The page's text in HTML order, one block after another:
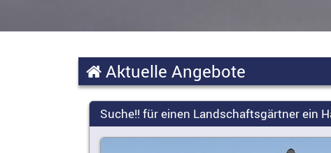
Aktuelle Angebote
Suche!! für einen Landschaftsgärtner ein